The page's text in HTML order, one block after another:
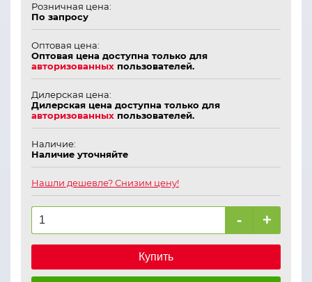
Розничная цена:
По запросу
Оптовая цена:
Оптовая цена доступна только для
авторизованных пользователей.
Дилерская цена:
Дилерская цена доступна только для
авторизованных пользователей.
Наличие:
Наличие уточняйте
Нашли дешевле? Снизим цену!
- +
Купить